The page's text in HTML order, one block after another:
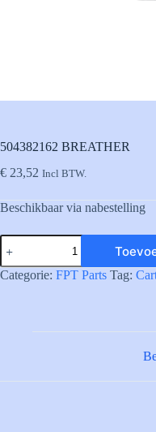
504382162 BREATHER
€ 23,52 Incl BTW.
Beschikbaar via nabestelling
504382162
BREATHER
aantal
Categorie: FPT Parts Tag: